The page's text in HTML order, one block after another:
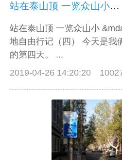
站在泰山顶 一览众山小——山东三地自由行记（四）
站在泰山顶 一览众山小
地自由行记（四） 今天是我
的第四天。 ...
2019-04-26 14:20:20